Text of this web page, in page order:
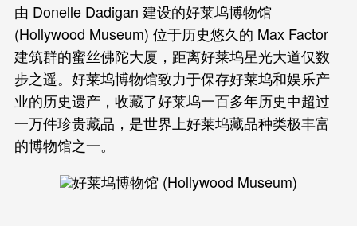
由 Donelle Dadigan 建设的好莱坞博物馆
(Hollywood Museum) 位于历史悠久的 Max Factor
建筑群的蜜丝佛陀大厦，距离好莱坞星光大道仅数
步之遥。好莱坞博物馆致力于保存好莱坞和娱乐产
业的历史遗产，收藏了好莱坞一百多年历史中超过
一万件珍贵藏品，是世界上好莱坞藏品种类极丰富
的博物馆之一。